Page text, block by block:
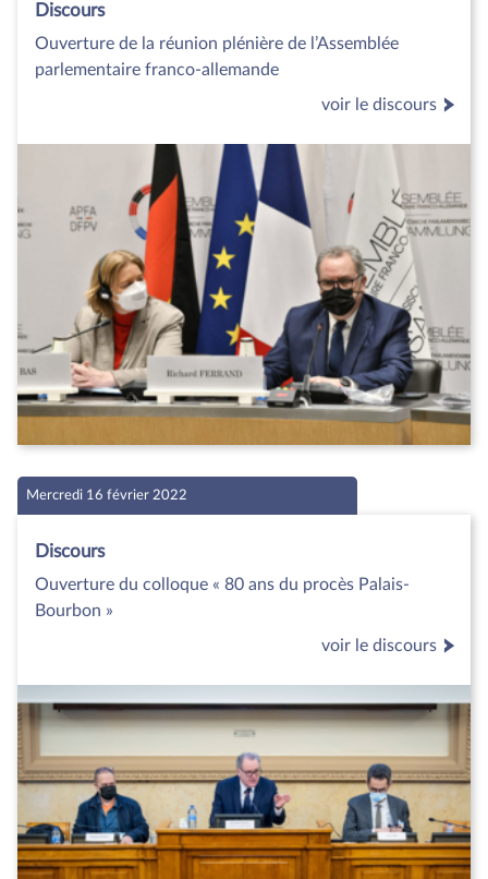
Discours
Ouverture de la réunion plénière de l’Assemblée
parlementaire franco-allemande
voir le discours
Mercredi 16 février 2022
Discours
Ouverture du colloque « 80 ans du procès Palais-
Bourbon »
voir le discours